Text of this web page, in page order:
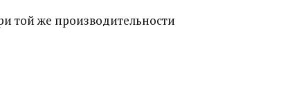
той же производительности